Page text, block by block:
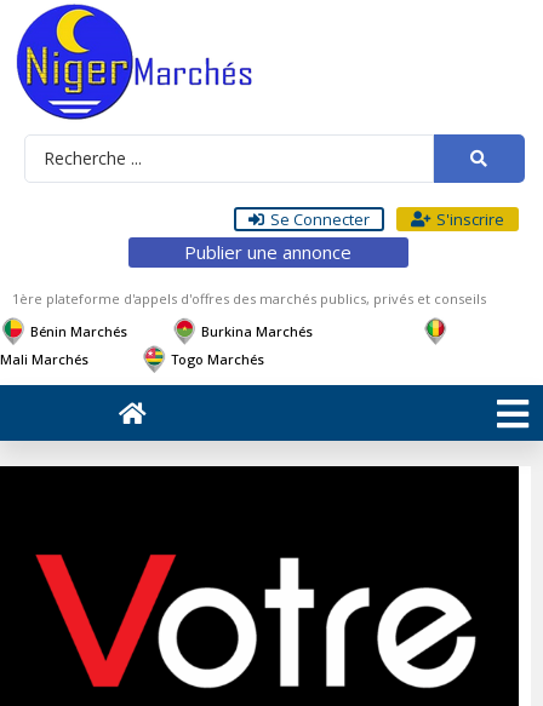
Se Connecter S'inscrire
Publier une annonce
1ère plateforme d'appels d'offres des marchés publics, privés et conseils
Bénin Marchés
Burkina Marchés
Mali Marchés
Togo Marchés